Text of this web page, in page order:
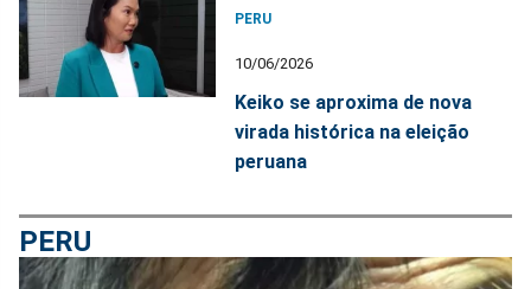
PERU
10/06/2026
Keiko se aproxima de nova
virada histórica na eleição
peruana
PERU